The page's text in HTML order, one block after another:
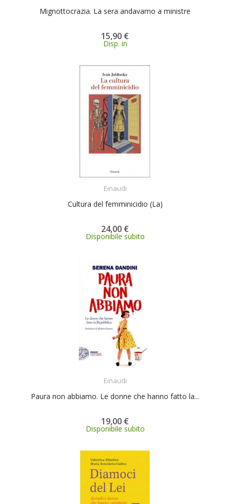
Mignottocrazia. La sera andavamo a ministre
15,90 €
Disp. in
Einaudi
Cultura del femminicidio (La)
24,00 €
Disponibile subito
Einaudi
Paura non abbiamo. Le donne che hanno fatto la...
19,00 €
Disponibile subito